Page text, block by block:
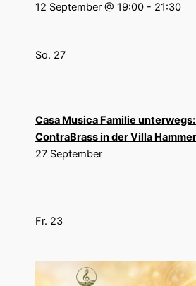
12 September @ 19:00- 21:30
So. 27
Casa Musica Familie
ContraBrass in der Villa
27 September
Fr. 23